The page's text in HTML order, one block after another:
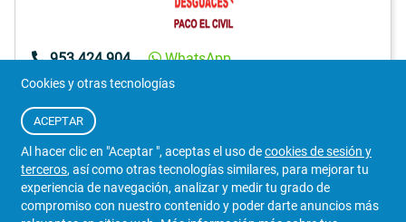
953 424 904
WhatsApp
Jaén
Cookies y otras tecnologías
ACEPTAR
Al hacer clic en "Aceptar ", aceptas el uso decookies de sesión y
terceros, así como otras tecnologías similares, para mejorar tu
experiencia de navegación, analizar y medir tu grado de
compromiso con nuestro contenido y poder darte anuncios más